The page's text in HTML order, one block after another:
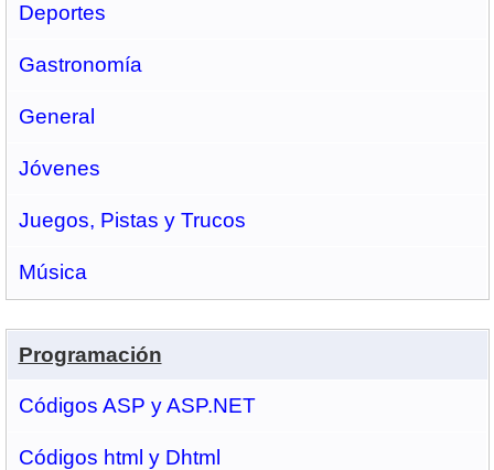
Deportes
Gastronomí­a
General
Jóvenes
Juegos, Pistas y Trucos
Música
Programación
Códigos ASP y ASP.NET
Códigos html y Dhtml